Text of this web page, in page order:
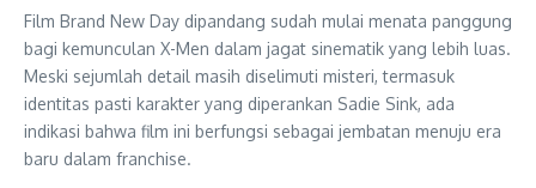
Film Brand New Day dipandang sudah mulai menata panggung
bagi kemunculan X-Men dalam jagat sinematik yang lebih luas.
Meski sejumlah detail masih diselimuti misteri, termasuk
identitas pasti karakter yang diperankan Sadie Sink, ada
indikasi bahwa film ini berfungsi sebagai jembatan menuju era
baru dalam franchise.